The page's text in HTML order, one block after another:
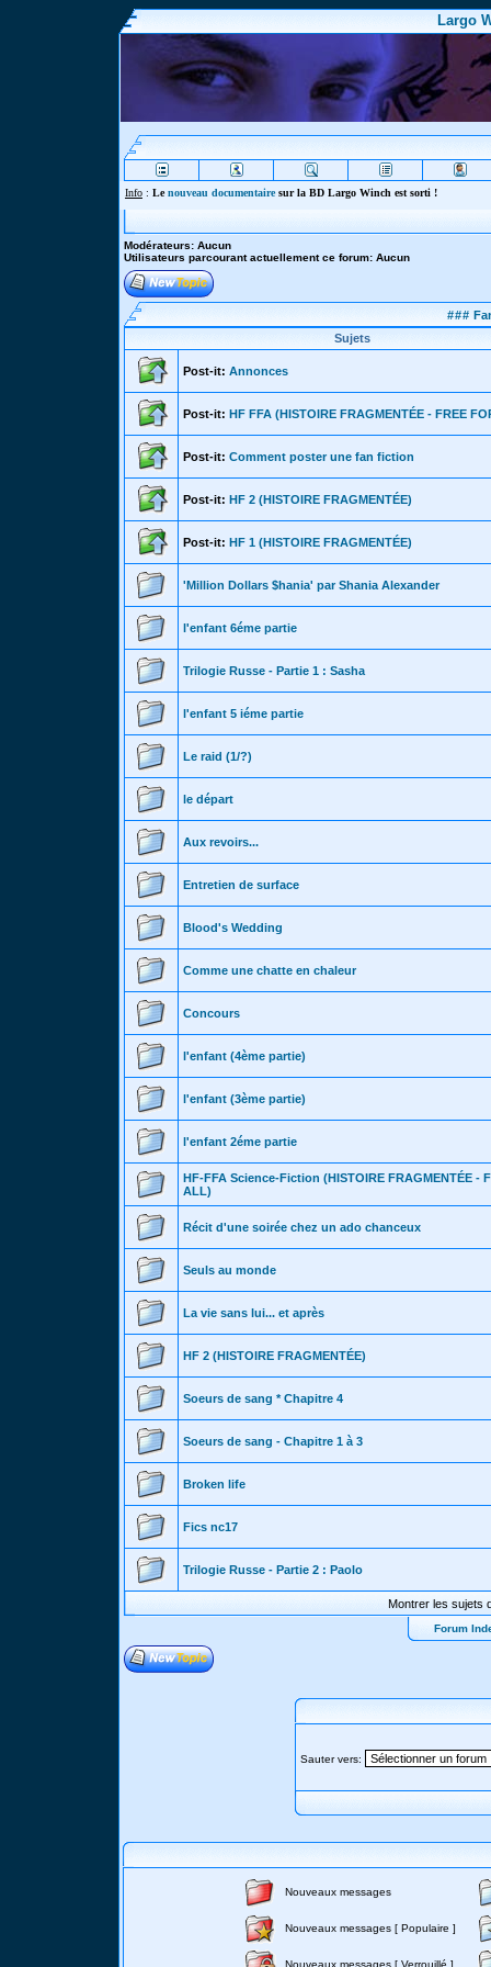
Largo
Info : Lenouveau documentairesur la BD Largo Winch est sorti !
Modérateurs: Aucun
Utilisateurs parcourant actuellement ce forum: Aucun
###
Sujets
Post-it: Annonces
Post-it: HF FFA (HISTOIRE FRAGMENTÉE - FREE
Post-it: Comment poster une fan fiction
Post-it: HF 2 (HISTOIRE FRAGMENTÉE)
Post-it: HF 1 (HISTOIRE FRAGMENTÉE)
'Million Dollars $hania' par Shania Alexander
l'enfant 6éme partie
Trilogie Russe - Partie 1 : Sasha
l'enfant 5 iéme partie
Le raid (1/?)
le départ
Aux revoirs...
Entretien de surface
Blood's Wedding
Comme une chatte en chaleur
Concours
l'enfant (4ème partie)
l'enfant (3ème partie)
l'enfant 2éme partie
HF-FFA Science-Fiction (HISTOIRE FRAGMENTÉE -
ALL)
Récit d'une soirée chez un ado chanceux
Seuls au monde
La vie sans lui... et après
HF 2 (HISTOIRE FRAGMENTÉE)
Soeurs de sang * Chapitre 4
Soeurs de sang - Chapitre 1 à 3
Broken life
Fics nc17
Trilogie Russe - Partie 2 : Paolo
Montrer les sujets
Forum
Sauter vers:
Nouveaux messages
Nouveaux messages [ Populaire ]
Nouveaux messages [ Verrouillé ]